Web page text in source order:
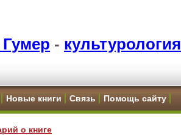
- культурология
Новые книги Связь Помощь сайту
о книге